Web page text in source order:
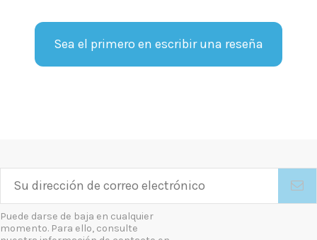
Sea el primero en escribir una reseña
Puede darse de baja en cualquier
momento. Para ello, consulte